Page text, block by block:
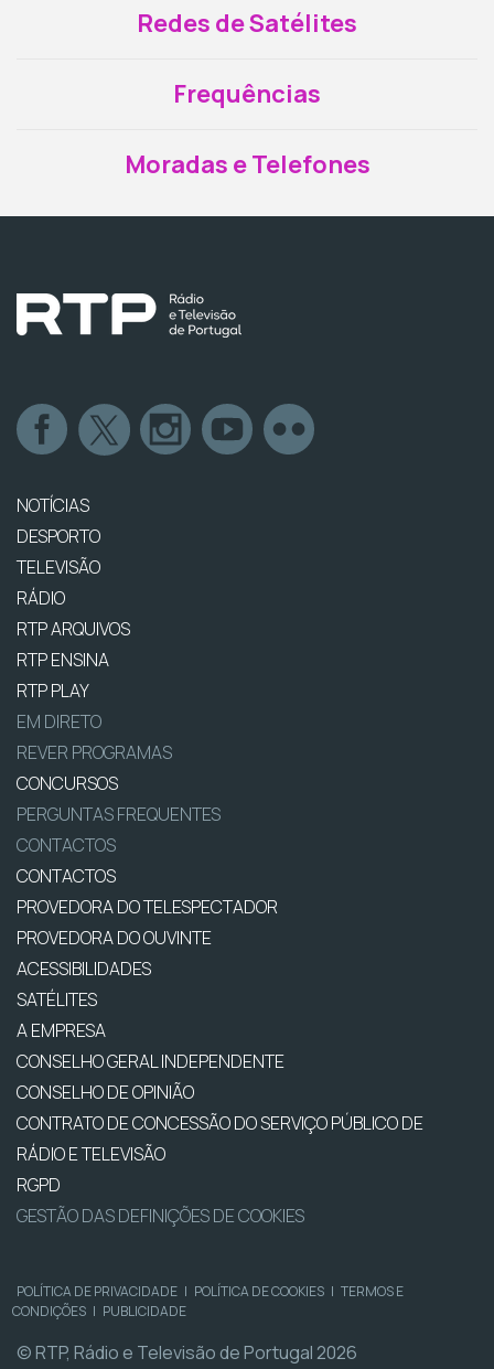
Redes de Satélites
Frequências
Moradas e Telefones
NOTÍCIAS
DESPORTO
TELEVISÃO
RÁDIO
RTP ARQUIVOS
RTP ENSINA
RTP PLAY
EM DIRETO
REVER PROGRAMAS
CONCURSOS
PERGUNTAS FREQUENTES
CONTACTOS
CONTACTOS
PROVEDORA DO TELESPECTADOR
PROVEDORA DO OUVINTE
ACESSIBILIDADES
SATÉLITES
A EMPRESA
CONSELHO GERAL INDEPENDENTE
CONSELHO DE OPINIÃO
CONTRATO DE CONCESSÃO DO SERVIÇO PÚBLICO DE
RÁDIO E TELEVISÃO
RGPD
GESTÃO DAS DEFINIÇÕES DE COOKIES
POLÍTICA DE PRIVACIDADE | POLÍTICA DE COOKIES | TERMOS E
CONDIÇÕES | PUBLICIDADE
© RTP, Rádio e Televisão de Portugal 2026